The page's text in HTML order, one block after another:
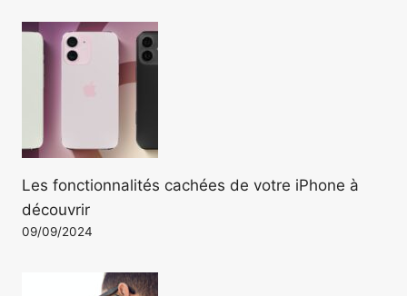
Les fonctionnalités cachées de votre iPhone à
découvrir
09/09/2024